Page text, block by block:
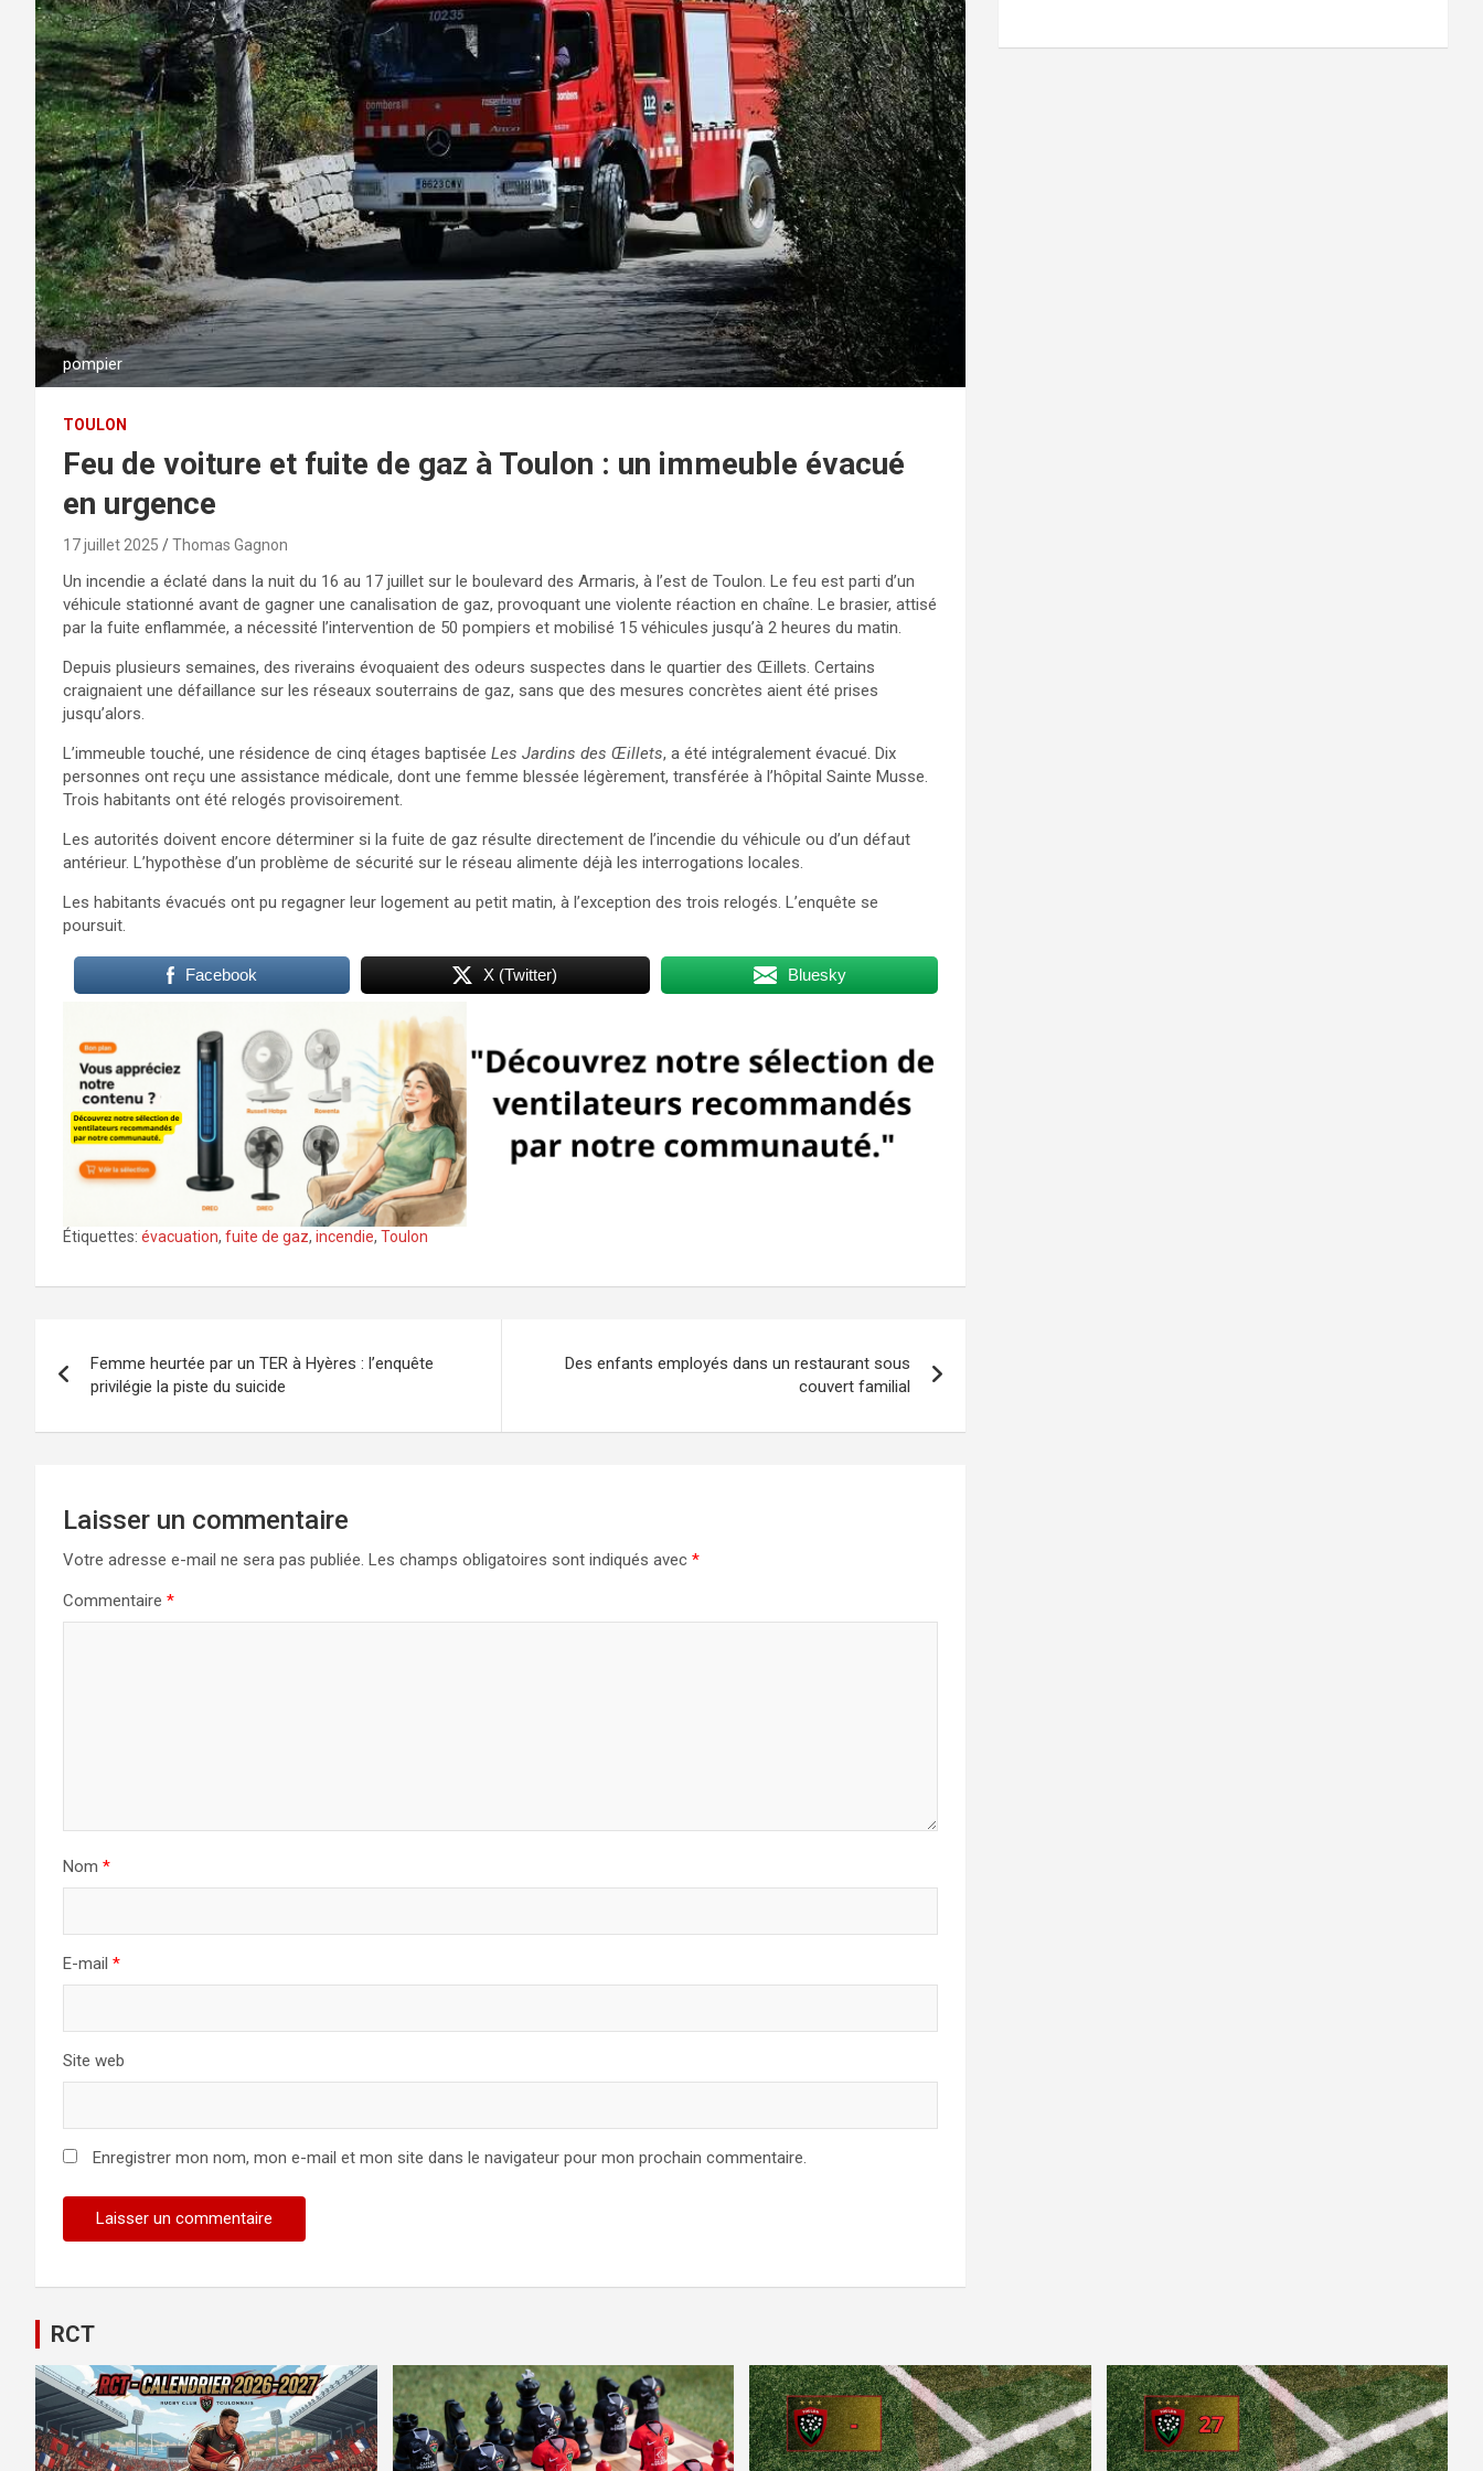
pompier
TOULON
Feu de voiture et fuite de gaz à Toulon : un immeuble évacué
en urgence
17 juillet 2025 Thomas Gagnon
Un incendie a éclaté dans la nuit du 16 au 17 juillet sur le boulevard des Armaris, à l’est de Toulon. Le feu est parti d’un
véhicule stationné avant de gagner une canalisation de gaz, provoquant une violente réaction en chaîne. Le brasier, attisé
par la fuite enflammée, a nécessité l’intervention de 50 pompiers et mobilisé 15 véhicules jusqu’à 2 heures du matin.
Depuis plusieurs semaines, des riverains évoquaient des odeurs suspectes dans le quartier des Œillets. Certains
craignaient une défaillance sur les réseaux souterrains de gaz, sans que des mesures concrètes aient été prises
jusqu’alors.
L’immeuble touché, une résidence de cinq étages baptisée Les Jardins des Œillets, a été intégralement évacué. Dix
personnes ont reçu une assistance médicale, dont une femme blessée légèrement, transférée à l’hôpital Sainte Musse.
Trois habitants ont été relogés provisoirement.
Les autorités doivent encore déterminer si la fuite de gaz résulte directement de l’incendie du véhicule ou d’un défaut
antérieur. L’hypothèse d’un problème de sécurité sur le réseau alimente déjà les interrogations locales.
Les habitants évacués ont pu regagner leur logement au petit matin, à l’exception des trois relogés. L’enquête se
poursuit.
Facebook X (Twitter) Bluesky
Étiquettes: évacuation, fuite de gaz, incendie, Toulon
de
l’article
Femme heurtée par un TER à Hyères : l’enquête
privilégie la piste du suicide
Des enfants employés dans un restaurant sous
couvert familial
Laisser un commentaire
Votre adresse e-mail ne sera pas publiée. Les champs obligatoires sont indiqués avec *
Commentaire *
Nom *
E-mail *
Site web
Enregistrer mon nom, mon e-mail et mon site dans le navigateur pour mon prochain commentaire.
RCT